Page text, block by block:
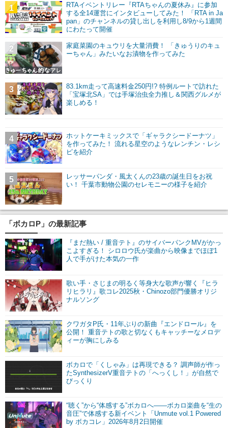
RTAイベントリレー『RTAちゃんの夏休み』に参加
する全14運営にインタビューしてみた！ 「RTA in Ja
pan」のチャンネルの貸し出しを利用し8/9から1週間
にわたって開催
1
家庭菜園のキュウリを大量消費！ 「きゅうりのキュ
ーちゃん」みたいなお漬物を作ってみた
2
83.1km走って高速料金250円!? 特例ルートで訪れた
「宝塚北SA」では手塚治虫全力推し＆関西グルメが
楽しめる！
3
ホットケーキミックスで「ギャラクシードーナツ」
を作ってみた！ 流れる星空のようなレンチン・レシ
ピを紹介
4
レッサーパンダ・風太くんの23歳の誕生日をお祝
い！ 千葉市動物公園のセレモニーの様子を紹介
5
「ボカロP」の最新記事
『まだ熱い / 重音テト』のサイバーパンクMVがかっ
こよすぎる！ シロロウ氏が楽曲から映像までほぼ1
人で手がけた本気の一作
歌い手・さじまの明るく等身大な歌声が響く『ヒラ
リヒラリ』歌コレ2025秋・Chinozo部門優勝オリジ
ナルソング
クワガタP氏・11年ぶりの新曲『エンドロール』を
公開！ 重音テトの歌と切なくもキャッチーなメロデ
ィーが胸にしみる
ボカロで「くしゃみ」は再現できる？ 調声師が作っ
たSynthesizerV重音テトの「へっくし！」が自然で
びっくり
“聴く”から“体感する”ボカロへ――ボカロ楽曲を“生の
音圧”で体感する新イベント「Unmute vol.1 Powered
by ボカコレ」2026年8月2日開催